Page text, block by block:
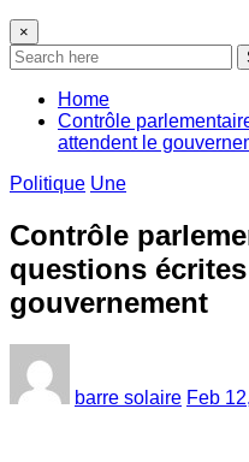
×
Home
Contrôle
attendent le
Politique Une
Contrôle
questions
gouvernement
barre solaire Feb